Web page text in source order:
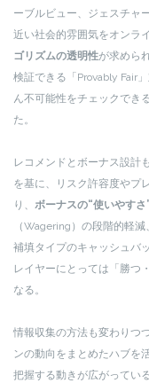
ーブルビュー、ジェスチャ
近い社会的雰囲気をオンラ
ゴリズムの透明性が求めら
検証できる「Provably Fair
ん不可能性をチェックでき
た。
レコメンドとボーナス設計
を基に、リスク許容度やプ
り、 ボーナスの“使いやすさ
（Wagering）の段階的軽
補填タイプのキャッシュバ
レイヤーにとっては「勝つ
なる。
情報収集の方法も変わりつ
ンの動向をまとめたハブを
把握する動きが広がってい